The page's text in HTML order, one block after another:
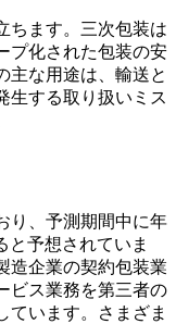
ちます。三次包装は
プ化された包装の安
主な用途は、輸送と
生する取り扱いミス
り、予測期間中に年
と予想されていま
造企業の契約包装業
ビス業務を第三者の
ています。さまざま